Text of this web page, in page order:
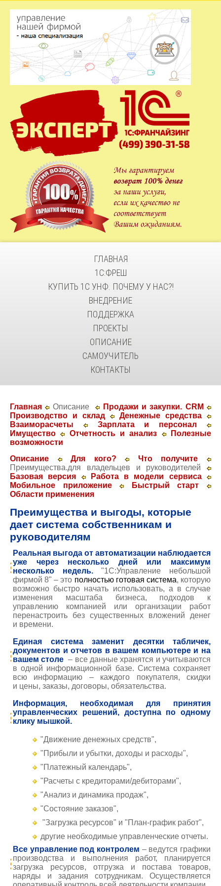
ГЛАВНАЯ
1С:ФРЕШ
КУПИТЬ 1С УНФ. ПОЧЕМУ У НАС?!
ВНЕДРЕНИЕ
ПОДДЕРЖКА
ПРОЕКТЫ
ОПИСАНИЕ
САМОУЧИТЕЛЬ
КОНТАКТЫ
Главная Описание
Продажи и закупки. CRM
Производство и склад
Денежные средства
Взаиморасчеты
Зарплата и персонал
Имущество
Отчетность и анализ ​​​​​​​
Полезные
возможности
Описание
Для кого?
Что получите
Преимущества.для владельцев и руководителей
Базовая версия
Работа в модели сервиса
Мобильное приложение
Быстрый старт
Области применения
Преимущества и выгоды, которые
дает система собственникам и
руководителям
Реальная выгода от автоматизации наблюдается
уже через несколько дней или максимум
несколько недель."1С:Управление небольшой
фирмой 8" – это полностью готовая система, которую
возможно быстро начать использовать, а в случае
изменения масштаба бизнеса, подходов к
управлению компанией или организации работ
перенастроить без существенных вложений денег
и времени.
Единая система заменит десятки табличек,
документов и отчетов в вашем компьютере и на
вашем столе– все данные хранятся и учитываются
в одной информационной базе. Система сохраняет
всю информацию – каждого покупателя, скидки
и цены, заказы, договоры, обязательства.
Информация, необходимая для принятия
управленческих решений, доступна по одному
клику мышкой.
"Движение денежных средств",
"Прибыли и убытки, доходы и расходы",
"Платежный календарь",
"Расчеты с кредиторами/дебиторами",
"Анализ и динамика продаж",
"Состояние заказов",
"Загрузка ресурсов" и "План-график работ",
другие необходимые управленческие отчеты.
Все управление под контролем – ведутся графики
производства и выполнения работ, планируется
загрузка ресурсов, отгрузка и постава товаров,
наряды и задания сотрудникам. Осуществляется